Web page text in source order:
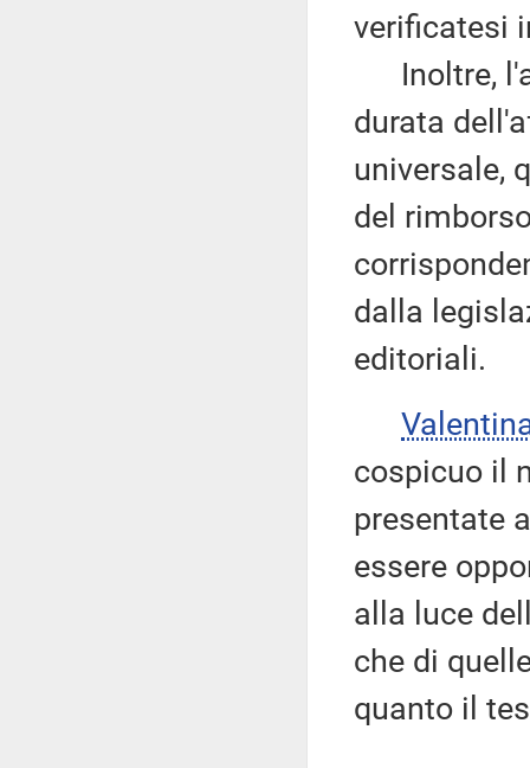
verificatesi
Inoltre,
durata
universale,
del
dalla
editoriali.
cospicuo il
presentate
essere
alla luce
che di
quanto il